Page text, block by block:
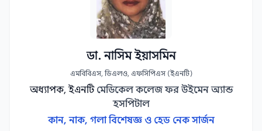
ডা. নাসিম ইয়াসমিন
এমবিবিএস, ডিএলও, এফসিপিএস (ইএনটি)
অধ্যাপক, ইএনটি মেডিকেল কলেজ ফর উইমেন অ্যান্ড
হসপিটাল
কান, নাক, গলা বিশেষজ্ঞ ও হেড নেক সার্জন